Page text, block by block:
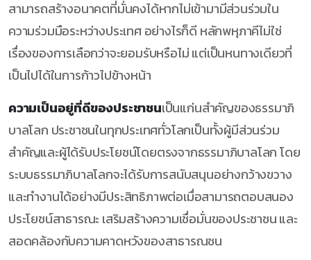
สามารถสร้างอนาคตที่มั่นคงได้หากไม่เข้ามามีส่วนร่วมใน
ความร่วมมือระหว่างประเทศ อย่างไรก็ดี หลักพหุภาคีไม่ใช่
เรื่องของการเลือกว่าจะยอมรับหรือไม่ แต่เป็นหนทางเดียวที่
เป็นไปได้ในการก้าวไปข้างหน้า
ความเป็นอยู่ที่ดีของประชาชนเป็นแก่นสำคัญของธรรมาภิ
บาลโลก ประชาชนในทุกประเทศทั่วโลกเป็นทั้งผู้มีส่วนร่วม
สำคัญและผู้ได้รับประโยชน์โดยตรงจากธรรมาภิบาลโลก โดย
ระบบธรรมาภิบาลโลกจะได้รับการสนับสนุนอย่างกว้างขวาง
และทำงานได้อย่างมีประสิทธิภาพต่อเมื่อสามารถตอบสนอง
ประโยชน์สาธารณะ เสริมสร้างความเชื่อมั่นของประชาชน และ
สอดคล้องกับความคาดหวังของสาธารณชน